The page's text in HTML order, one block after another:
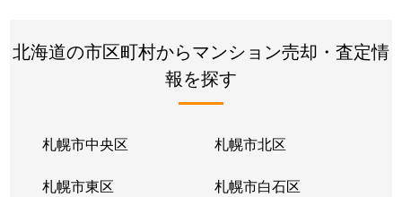
厚別東４条
1,900万円
新さっぽろ
1,800万円
厚別東４条
2,400万円
新さっぽろ
厚別東４条
2,700万円
森林公園(北海道)
北海道の市区町村からマンション売却・査定情
報を探す
札幌市中央区 札幌市北区
札幌市東区 札幌市白石区